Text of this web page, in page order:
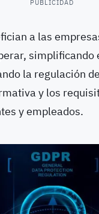
PUBLICIDAD
a las
simplificando
la regulación
y los
y empleados.